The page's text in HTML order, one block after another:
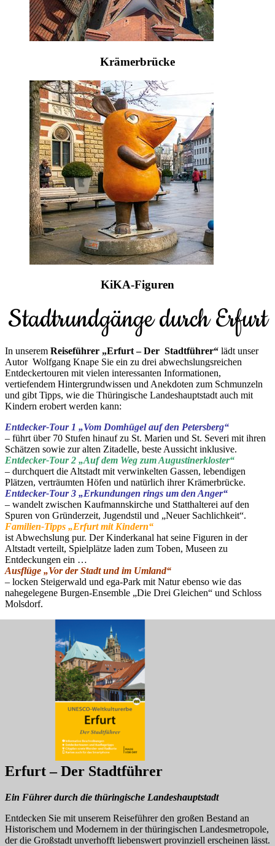
Krämerbrücke
KiKA-Figuren
Stadtrundgänge durch Erfurt
In unserem Reiseführer „Erfurt – Der Stadtführer“ lädt unser
Autor Wolfgang Knape Sie ein zu drei abwechslungsreichen
Entdeckertouren mit vielen interessanten Informationen,
vertiefendem Hintergrundwissen und Anekdoten zum Schmunzeln
und gibt Tipps, wie die Thüringische Landeshauptstadt auch mit
Kindern erobert werden kann:
Entdecker-Tour 1 „Vom Domhügel auf den Petersberg“
– führt über 70 Stufen hinauf zu St. Marien und St. Severi mit ihren
Schätzen sowie zur alten Zitadelle, beste Aussicht inklusive.
Entdecker-Tour 2 „Auf dem Weg zum Augustinerkloster“
– durchquert die Altstadt mit verwinkelten Gassen, lebendigen
Plätzen, verträumten Höfen und natürlich ihrer Krämerbrücke.
Entdecker-Tour 3 „Erkundungen rings um den Anger“
– wandelt zwischen Kaufmannskirche und Statthalterei auf den
Spuren von Gründerzeit, Jugendstil und „Neuer Sachlichkeit“.
Familien-Tipps „Erfurt mit Kindern“
ist Abwechslung pur. Der Kinderkanal hat seine Figuren in der
Altstadt verteilt, Spielplätze laden zum Toben, Museen zu
Entdeckungen ein …
Ausflüge „Vor der Stadt und im Umland“
– locken Steigerwald und ega-Park mit Natur ebenso wie das
nahegelegene Burgen-Ensemble „Die Drei Gleichen“ und Schloss
Molsdorf.
Erfurt – Der Stadtführer
Ein Führer durch die thüringische Landeshauptstadt
Entdecken Sie mit unserem Reiseführer den großen Bestand an
Historischem und Modernem in der thüringischen Landesmetropole,
der die Großstadt unverhofft liebenswert provinziell erscheinen lässt.